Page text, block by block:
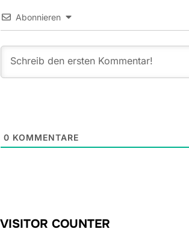
Abonnieren
0 KOMMENTARE
VISITOR COUNTER